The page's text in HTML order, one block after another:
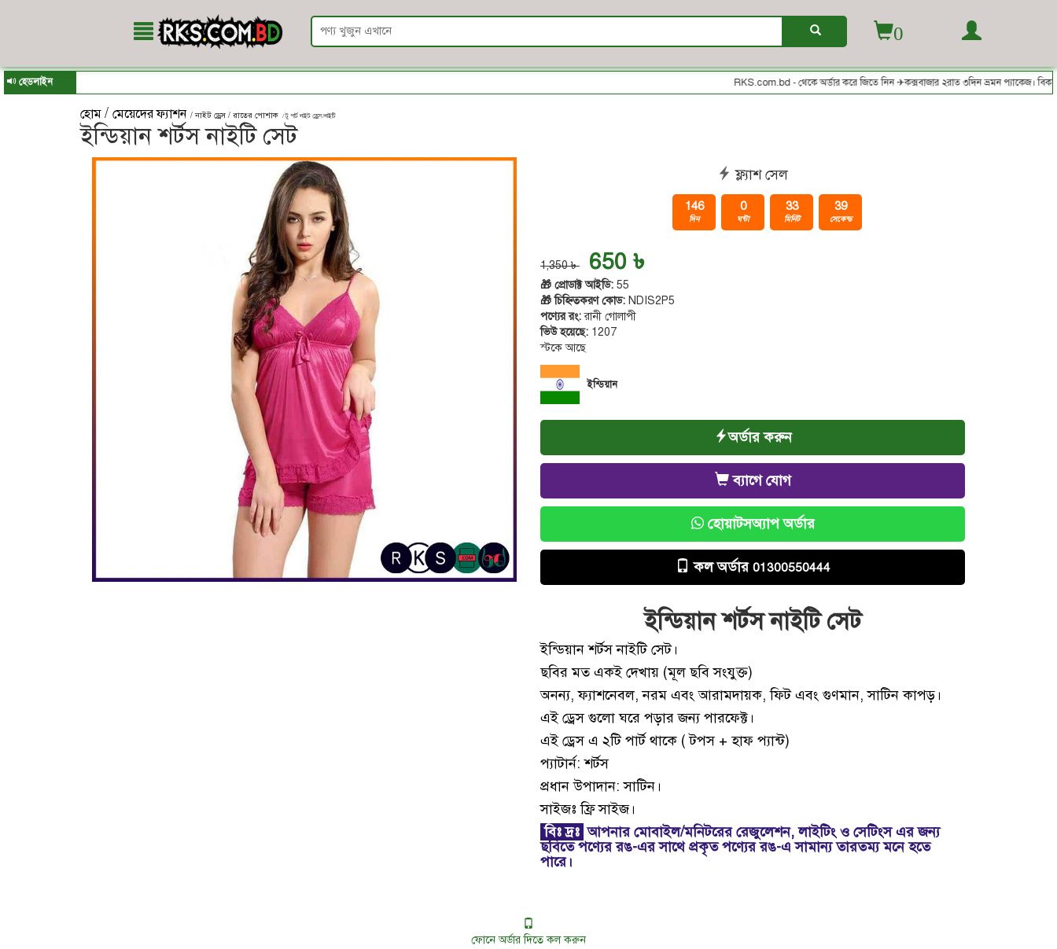
0
হেডলাইন RKS.com.bd - থেকে অর্ডার করে জিতে নিন ✈কক্সবাজার ২রাত ৩দিন ভ্রমন প্যাকেজ। বিকাশ/
হোম / মেয়েদের ফ্যাশন / নাইট ড্রেস / রাতের পোশাক / টু পার্ট নাইট ড্রেস/নাইটি
ইন্ডিয়ান শর্টস নাইটি সেট
ফ্ল্যাশ সেল
146
দিন
0
ঘন্টা
33
মিনিট
39
সেকেন্ড
1,350 ৳ 650 ৳
🎁 প্রোডাক্ট আইডি: 55
🎁 চিহ্নিতকরণ কোড: NDIS2P5
পণ্যের রং:রানী গোলাপী
ভিউ হয়েছে: 1207
স্টকে আছে
ইন্ডিয়ান
অর্ডার করুন
ব্যাগে যোগ
হোয়াটসঅ্যাপ অর্ডার
কল অর্ডার 01300550444
ইন্ডিয়ান শর্টস নাইটি সেট
ইন্ডিয়ান শর্টস নাইটি সেট।
ছবির মত একই দেখায় (মূল ছবি সংযুক্ত)
অনন্য, ফ্যাশনেবল, নরম এবং আরামদায়ক, ফিট এবং গুণমান, সাটিন কাপড়।
এই ড্রেস গুলো ঘরে পড়ার জন্য পারফেক্ট।
এই ড্রেস এ ২টি পার্ট থাকে ( টপস + হাফ প্যান্ট)
প্যাটার্ন: শর্টস
প্রধান উপাদান: সাটিন।
সাইজঃ ফ্রি সাইজ।
বিঃ দ্রঃ আপনার মোবাইল/মনিটরের রেজুলেশন, লাইটিং ও সেটিংস এর জন্য
ছবিতে পণ্যের রঙ-এর সাথে প্রকৃত পণ্যের রঙ-এ সামান্য তারতম্য মনে হতে
পারে।
ফোনে অর্ডার দিতে কল করুন